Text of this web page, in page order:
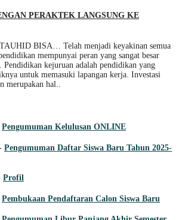
PERAKTEK LANGSUNG KE
BISA… Telah menjadi keyakinan semua
mempunyai peran yang sangat besar
Pendidikan kejuruan adalah pendidikan yang
untuk memasuki lapangan kerja. Investasi
merupakan hal..
Pengumuman Kelulusan ONLINE
Pengumuman Daftar Siswa Baru Tahun 2025-
Profil
Pembukaan Pendaftaran Calon Siswa Baru